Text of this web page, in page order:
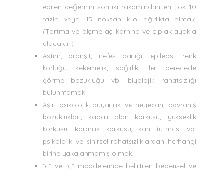
edilen değerinin son iki rakamından en çok 10
fazla veya 15 noksan kilo ağırlıkta olmak.
(Tartma ve ölçme aç karnına ve çıplak ayakla
olacaktır)
Astım, bronşit, nefes darlığı, epilepsi, renk
körlüğü, kekemelik, sağırlık, ileri derecede
görme bozukluğu vb. biyolojik rahatsızlığı
bulunmamak.
Aşırı psikolojik duyarlılık ve heyecan, davranış
bozuklukları, kapalı alan korkusu, yükseklik
korkusu, karanlık korkusu, kan tutması vb.
psikolojik ve sinirsel rahatsızlıklardan herhangi
birine yakalanmamış olmak.
"c" ve "ç" maddelerinde belirtilen bedensel ve